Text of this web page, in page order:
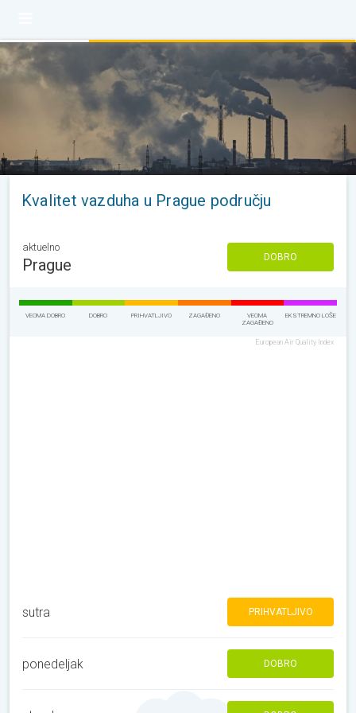
Kvalitet vazduha u Prague području
aktuelno
Prague DOBRO
VEOMA DOBRO DOBRO PRIHVATLJIVO ZAGAĐENO
VEOMA
ZAGAĐENO
EKSTREMNO LOŠE
European Air Quality Index
sutra PRIHVATLJIVO
ponedeljak DOBRO